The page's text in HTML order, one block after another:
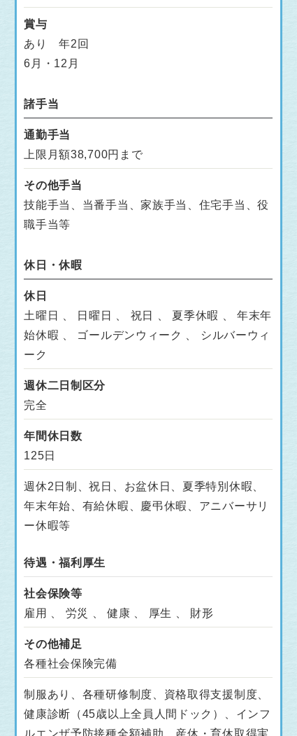
賞与
あり 年2回
6月・12月
諸手当
通勤手当
上限月額38,700円まで
その他手当
技能手当、当番手当、家族手当、住宅手当、役
職手当等
休日・休暇
休日
土曜日 、 日曜日 、 祝日 、 夏季休暇 、 年末年
始休暇 、 ゴールデンウィーク 、 シルバーウィ
ーク
週休二日制区分
完全
年間休日数
125日
週休2日制、祝日、お盆休日、夏季特別休暇、
年末年始、有給休暇、慶弔休暇、アニバーサリ
ー休暇等
待遇・福利厚生
社会保険等
雇用 、 労災 、 健康 、 厚生 、 財形
その他補足
各種社会保険完備
制服あり、各種研修制度、資格取得支援制度、
健康診断（45歳以上全員人間ドック）、インフ
ルエンザ予防接種全額補助、産休・育休取得実